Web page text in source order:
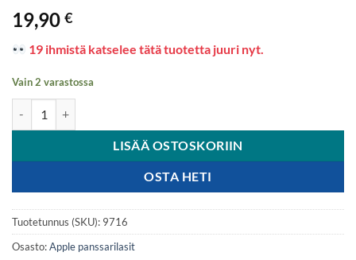
19,90 €
19 ihmistä katselee tätä tuotetta juuri nyt.
Vain 2 varastossa
LISÄÄ OSTOSKORIIN
OSTA HETI
Tuotetunnus (SKU): 9716
Osasto:Apple panssarilasit